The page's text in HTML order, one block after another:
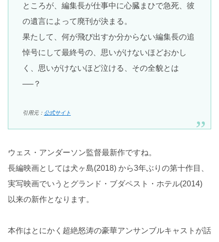
ところが、編集長が仕事中に心臓まひで急死、彼
の遺言によって廃刊が決まる。
果たして、何が飛び出すか分からない編集長の追
悼号にして最終号の、思いがけないほどおかし
く、思いがけないほど泣ける、その全貌とは
──？
引用元： 公式サイト
ウェス・アンダーソン監督最新作ですね。
長編映画としては犬ヶ島(2018) から3年ぶりの第十作目、
実写映画でいうとグランド・ブダペスト・ホテル(2014)
以来の新作となります。
本作はとにかく超絶怒涛の豪華アンサンブルキャストが話